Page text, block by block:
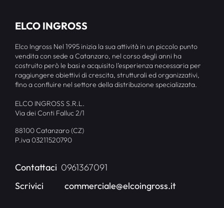
ELCO INGROSS
Elco Ingross Nel 1995 inizia la sua attività in un piccolo punto
vendita con sede a Catanzaro, nel corso degli anni ha
costruito però le basi e acquisito l’esperienza necessaria per
raggiungere obiettivi di crescita, strutturali ed organizzativi,
fino a confluire nel settore della distribuzione specializzata.
ELCO INGROSS S.R.L.
Via dei Conti Falluc 2/1
88100 Catanzaro (CZ)
P.iva 03211520790
Contattaci 0961367091
Scrivici
commerciale@elcoingross.it